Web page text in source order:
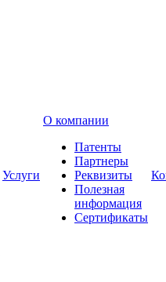
Услуги
О компании
Патенты
Партнеры
Реквизиты
Полезная
информация
Сертификаты